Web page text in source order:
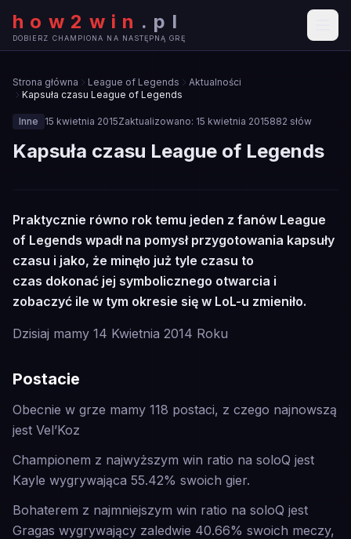
how2win . pl
DOBIERZ CHAMPIONA NA NASTĘPNĄ GRĘ
Strona główna League of Legends
Aktualności
Kapsuła czasu League of Legends
Inne 15 kwietnia 2015Zaktualizowano: 15 kwietnia 2015882 słów
Kapsuła czasu League of Legends
🎮
INNE
Praktycznie równo rok temu jeden z fanów League
of Legends wpadł na pomysł przygotowania kapsuły
czasu i jako, że minęło już tyle czasu to
czas dokonać jej symbolicznego otwarcia i
zobaczyć ile w tym okresie się w LoL-u zmieniło.
Dzisiaj mamy 14 Kwietnia 2014 Roku
Postacie
Obecnie w grze mamy 118 postaci, z czego najnowszą
jest Vel’Koz
Championem z najwyższym win ratio na soloQ jest
Kayle wygrywająca 55.42% swoich gier.
Bohaterem z najmniejszym win ratio na soloQ jest
Gragas wygrywający zaledwie 40.66% swoich meczy,